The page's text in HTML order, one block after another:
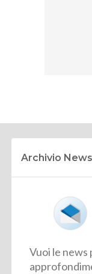
Archivio
Vuoi le news